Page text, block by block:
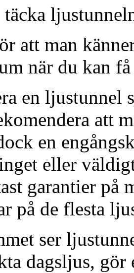
täcka
att man
när du kan
en ljustunnel
att
en
eller
garantier på
på de flesta
ser
dagsljus,